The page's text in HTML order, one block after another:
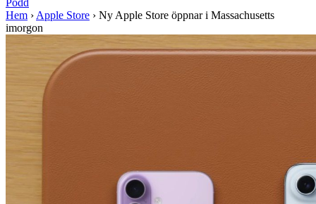
Podd
Hem › Apple Store › Ny Apple Store öppnar i Massachusetts
imorgon